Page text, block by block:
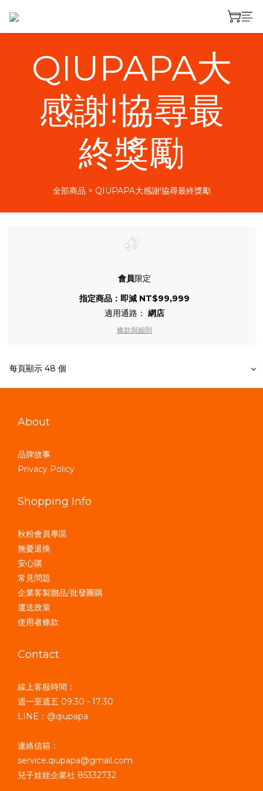
QIUPAPA大
感謝!協尋最
終獎勵
全部商品 > QIUPAPA大感謝!協尋最終獎勵
會員限定
指定商品：即減 NT$99,999
適用通路： 網店
條款與細則
每頁顯示 48 個
About
品牌故事
Privacy Policy
Shopping Info
秋粉會員專區
無憂退換
安心購
常見問題
企業客製贈品/批發團購
運送政策
使用者條款
Contact
線上客服時間：
週一至週五 09:30 - 17:30
LINE：@qiupapa
連絡信箱：
service.qiupapa@gmail.com
兒子娃娃企業社 85332732